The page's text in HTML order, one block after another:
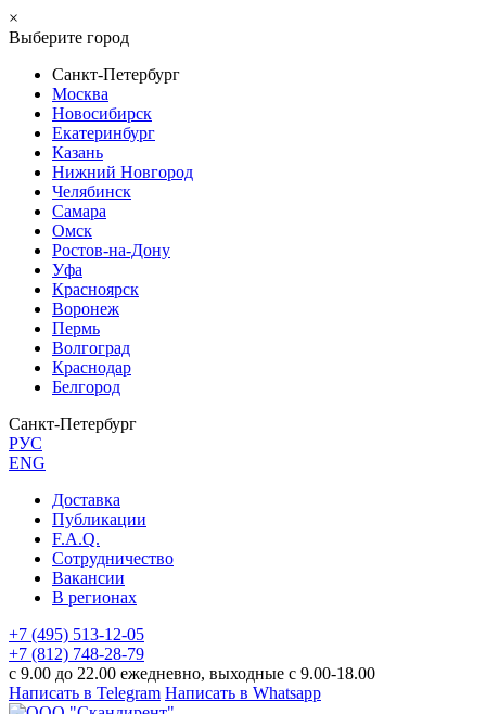
×
Выберите город
Санкт-Петербург
Москва
Новосибирск
Екатеринбург
Казань
Нижний Новгород
Челябинск
Самара
Омск
Ростов-на-Дону
Уфа
Красноярск
Воронеж
Пермь
Волгоград
Краснодар
Белгород
Санкт-Петербург
РУС
ENG
Доставка
Публикации
F.A.Q.
Сотрудничество
Вакансии
В регионах
+7 (495) 513-12-05
+7 (812) 748-28-79
с 9.00 до 22.00 ежедневно, выходные с 9.00-18.00
Написать в Telegram Написать в Whatsapp